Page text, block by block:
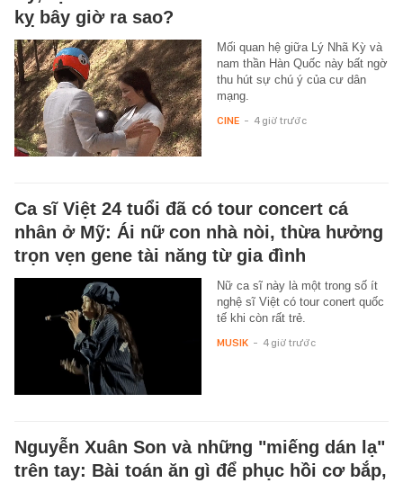
kỵ bây giờ ra sao?
Mối quan hệ giữa Lý Nhã Kỳ và
nam thần Hàn Quốc này bất ngờ
thu hút sự chú ý của cư dân
mạng.
CINE - 4 giờ trước
Ca sĩ Việt 24 tuổi đã có tour concert cá
nhân ở Mỹ: Ái nữ con nhà nòi, thừa hưởng
trọn vẹn gene tài năng từ gia đình
Nữ ca sĩ này là một trong số ít
nghệ sĩ Việt có tour conert quốc
tế khi còn rất trẻ.
MUSIK - 4 giờ trước
Nguyễn Xuân Son và những "miếng dán lạ"
trên tay: Bài toán ăn gì để phục hồi cơ bắp,